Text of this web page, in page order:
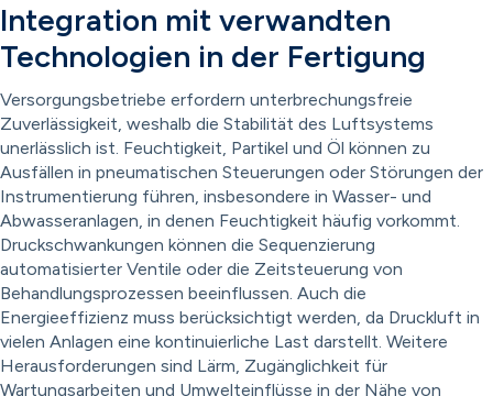
Integration mit verwandten
Technologien in der Fertigung
Versorgungsbetriebe erfordern unterbrechungsfreie
Zuverlässigkeit, weshalb die Stabilität des Luftsystems
unerlässlich ist. Feuchtigkeit, Partikel und Öl können zu
Ausfällen in pneumatischen Steuerungen oder Störungen der
Instrumentierung führen, insbesondere in Wasser- und
Abwasseranlagen, in denen Feuchtigkeit häufig vorkommt.
Druckschwankungen können die Sequenzierung
automatisierter Ventile oder die Zeitsteuerung von
Behandlungsprozessen beeinflussen. Auch die
Energieeffizienz muss berücksichtigt werden, da Druckluft in
vielen Anlagen eine kontinuierliche Last darstellt. Weitere
Herausforderungen sind Lärm, Zugänglichkeit für
Wartungsarbeiten und Umwelteinflüsse in der Nähe von